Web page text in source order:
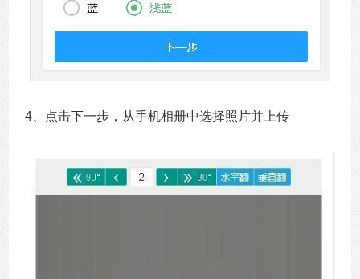
4、点击下一步，从手机相册中选择照片并上传